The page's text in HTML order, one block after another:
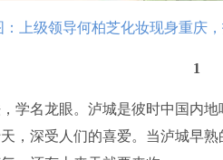
：上级领导何柏芝化妆现身重庆
1
名龙眼。泸城是彼时中国内地
，深受人们的喜爱。当泸城早